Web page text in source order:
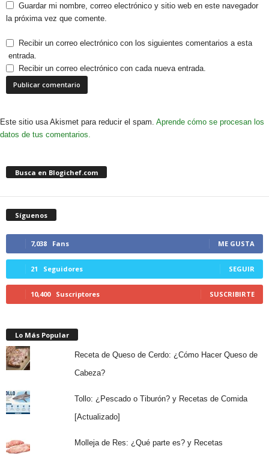
Guardar mi nombre, correo electrónico y sitio web en este navegador
la próxima vez que comente.
Recibir un correo electrónico con los siguientes comentarios a esta
entrada.
Recibir un correo electrónico con cada nueva entrada.
Este sitio usa Akismet para reducir el spam. Aprende cómo se procesan los
datos de tus comentarios.
Busca en Blogichef.com
Síguenos
7,038 Fans ME GUSTA
21 Seguidores SEGUIR
10,400 Suscriptores SUSCRIBIRTE
Lo Más Popular
Receta de Queso de Cerdo: ¿Cómo Hacer Queso de
Cabeza?
Tollo: ¿Pescado o Tiburón? y Recetas de Comida
[Actualizado]
Molleja de Res: ¿Qué parte es? y Recetas